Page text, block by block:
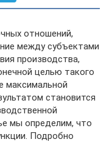
отношений,
между субъектами
производства,
целью такого
максимальной
становится
мы определим, что
Подробно